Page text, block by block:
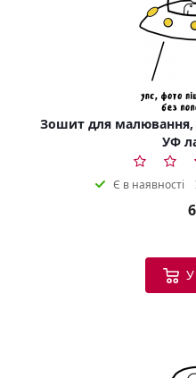
Зошит для малювання,
УФ
Є в наявності